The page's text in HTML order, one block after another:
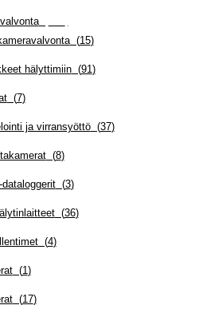
(
(15)
hälyttimiin(91)
(7)
ja virransyöttö(37)
(8)
(3)
(36)
(4)
(1)
(17)